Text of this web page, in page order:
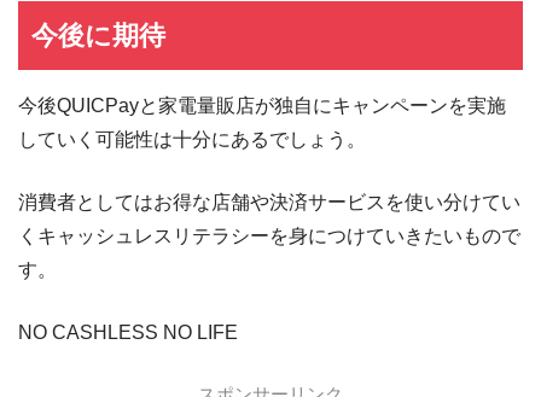
エポスカード
au PAYカード au PAYカードの入会キャンペーン
三井住友カード 三井住友カードの入会キャンペーン
VIASOカード VIASOカードの入会キャンペーン
dカード GOLD dカード GOLDの入会キャンペーン
今後に期待
今後QUICPayと家電量販店が独自にキャンペーンを実施
していく可能性は十分にあるでしょう。
消費者としてはお得な店舗や決済サービスを使い分けてい
くキャッシュレスリテラシーを身につけていきたいもので
す。
NO CASHLESS NO LIFE